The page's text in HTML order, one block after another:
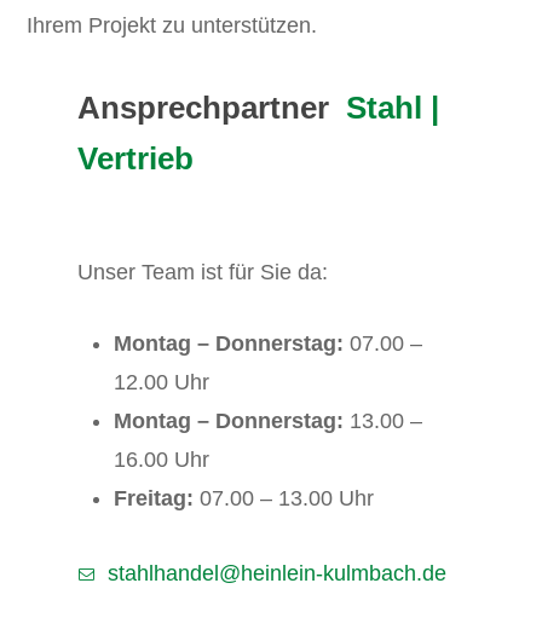
Ihrem Projekt zu unterstützen.
Ansprechpartner Stahl |
Vertrieb
Unser Team ist für Sie da:
Montag – Donnerstag: 07.00 –
12.00 Uhr
Montag – Donnerstag: 13.00 –
16.00 Uhr
Freitag: 07.00 – 13.00 Uhr
stahlhandel@heinlein-kulmbach.de